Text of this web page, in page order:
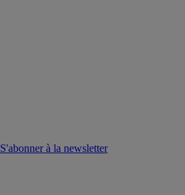
S'abonner à la newsletter